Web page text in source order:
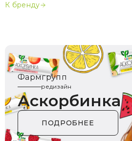
К бренду
Фармгрупп
редизайн
Аскорбинка
ПОДРОБНЕЕ